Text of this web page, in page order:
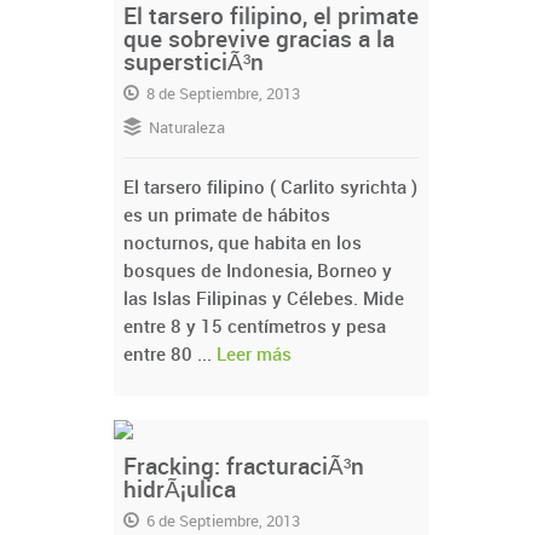
El tarsero filipino, el primate
que sobrevive gracias a la
supersticiÃ³n
8 de Septiembre, 2013
Naturaleza
El tarsero filipino ( Carlito syrichta )
es un primate de hábitos
nocturnos, que habita en los
bosques de Indonesia, Borneo y
las Islas Filipinas y Célebes. Mide
entre 8 y 15 centímetros y pesa
entre 80 ... Leer más
Fracking: fracturaciÃ³n
hidrÃ¡ulica
6 de Septiembre, 2013